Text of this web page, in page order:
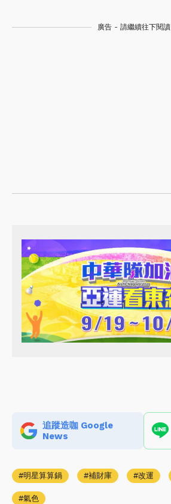
廣告 - 請繼續往下閱讀
追蹤造咖 Google
News
明星算算鍋 補財庫 改運
氣色